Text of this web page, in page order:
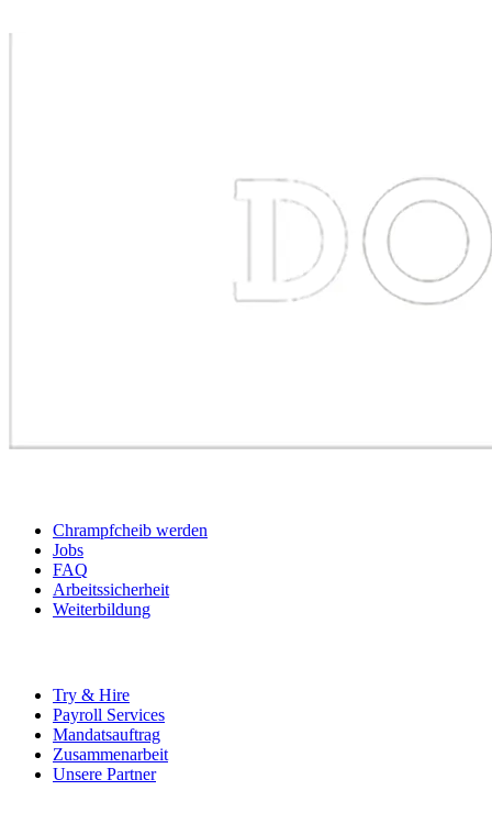
Chrampfcheib werden
Jobs
FAQ
Arbeitssicherheit
Weiterbildung
Try & Hire
Payroll Services
Mandatsauftrag
Zusammenarbeit
Unsere Partner